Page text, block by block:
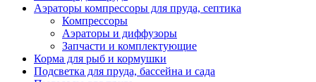
Аэраторы компрессоры для пруда, септика
Компрессоры
Аэраторы и диффузоры
Запчасти и комплектующие
Корма для рыб и кормушки
Подсветка для пруда, бассейна и сада